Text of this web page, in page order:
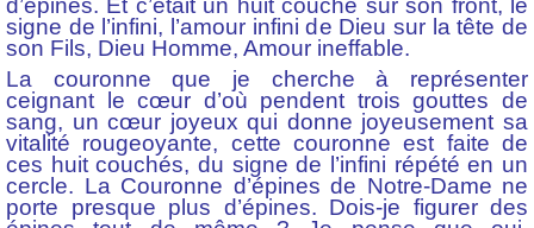
d’épines. Et c’était un huit couché sur son front, le
signe de l’infini, l’amour infini de Dieu sur la tête de
son Fils, Dieu Homme, Amour ineffable.
La couronne que je cherche à représenter
ceignant le cœur d’où pendent trois gouttes de
sang, un cœur joyeux qui donne joyeusement sa
vitalité rougeoyante, cette couronne est faite de
ces huit couchés, du signe de l’infini répété en un
cercle. La Couronne d’épines de Notre-Dame ne
porte presque plus d’épines. Dois-je figurer des